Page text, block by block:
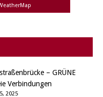
– GRÜNE
Verbindungen
2025